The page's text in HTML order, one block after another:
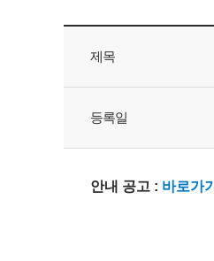
제목
등록일
안내 공고 : 바로가기